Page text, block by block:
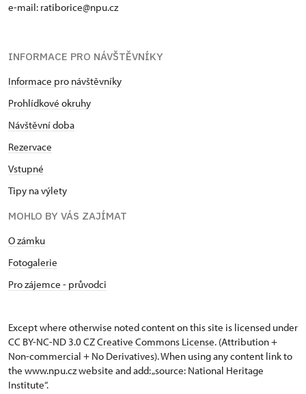
e-mail: ratiborice@npu.cz
INFORMACE PRO NÁVŠTĚVNÍKY
Informace pro návštěvníky
Prohlídkové okruhy
Návštěvní doba
Rezervace
Vstupné
Tipy na výlety
MOHLO BY VÁS ZAJÍMAT
O zámku
Fotogalerie
Pro zájemce - průvodci
Except where otherwise noted content on this site is licensed under
CC BY-NC-ND 3.0 CZCreative Commons License. (Attribution +
Non-commercial + No Derivatives). When using any content link to
the www.npu.cz website and add: „source: National Heritage
Institute“.